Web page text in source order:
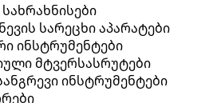
სარეცხი აპარატები
ინსტრუმენტები
მტვერსასრუტები
ინსტრუმენტები